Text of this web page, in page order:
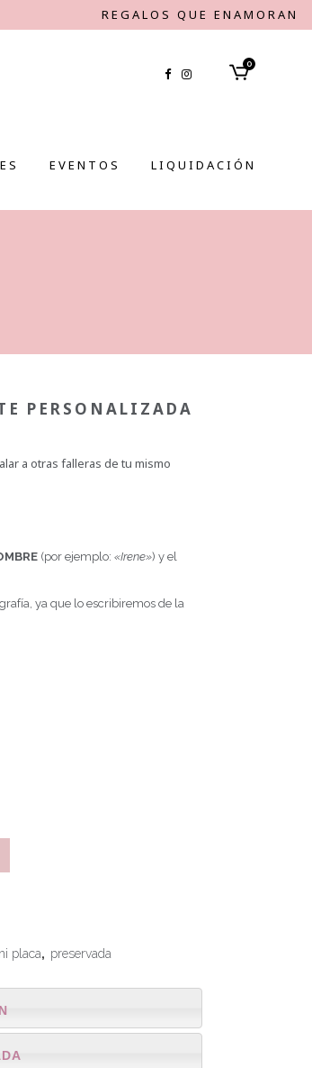
REGALOS QUE ENAMORAN
0
EVENTOS LIQUIDACIÓN
PERSONALIZADA
a otras falleras de tu mismo
(por ejemplo: «Irene») y el
ya que lo escribiremos de la
placa, preservada